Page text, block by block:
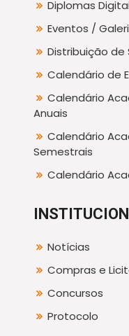
Diplomas
Eventos /
Distribuição de
Calendário de
Calendário
Anuais
Calendário
Semestrais
Calendário
Notícias
Compras e
Concursos
Protocolo